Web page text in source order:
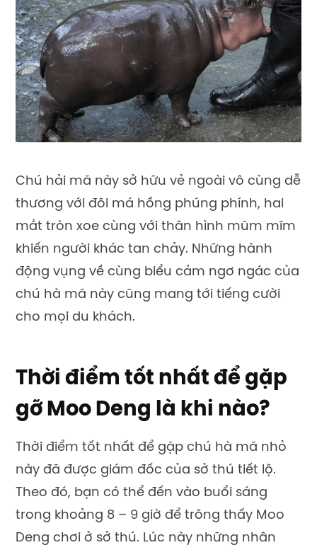
Chú hải mã này sở hữu vẻ ngoài vô cùng dễ
thương với đôi má hồng phúng phính, hai
mắt tròn xoe cùng với thân hình mũm mĩm
khiến người khác tan chảy. Những hành
động vụng về cùng biểu cảm ngơ ngác của
chú hà mã này cũng mang tới tiếng cười
cho mọi du khách.
Thời điểm tốt nhất để gặp
gỡ Moo Deng là khi nào?
Thời điểm tốt nhất để gặp chú hà mã nhỏ
này đã được giám đốc của sở thú tiết lộ.
Theo đó, bạn có thể đến vào buổi sáng
trong khoảng 8 – 9 giờ để trông thấy Moo
Deng chơi ở sở thú. Lúc này những nhân